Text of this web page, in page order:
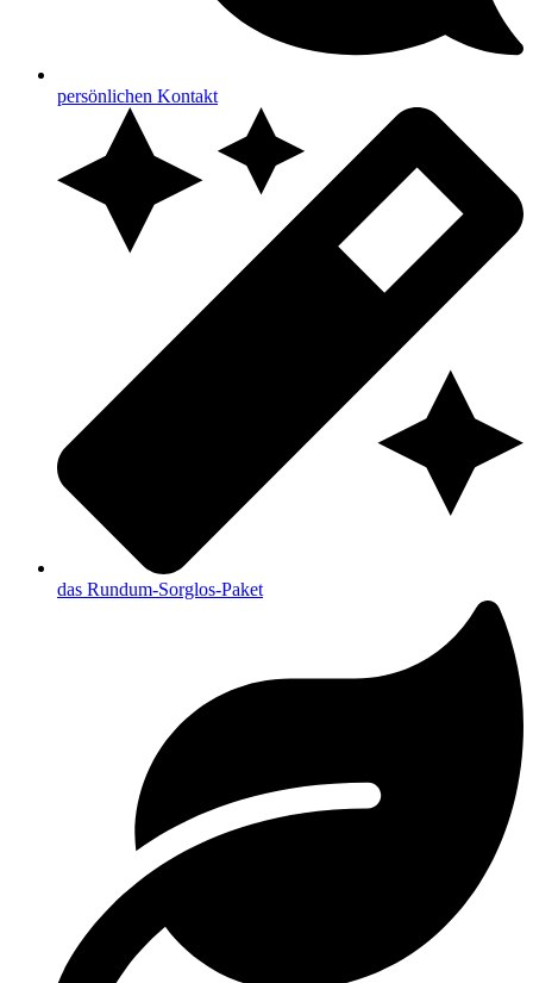
persönlichen Kontakt
das Rundum-Sorglos-Paket